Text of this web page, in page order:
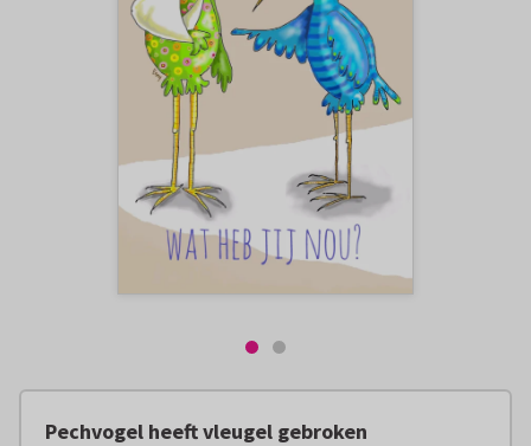
Pechvogel heeft vleugel gebroken